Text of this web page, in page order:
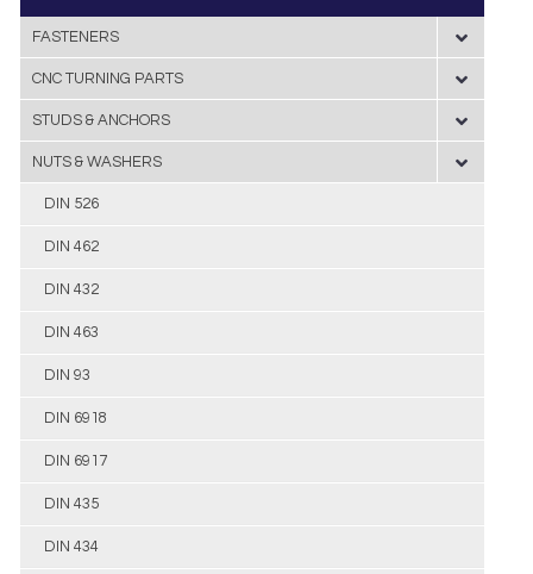
FASTENERS
CNC TURNING PARTS
STUDS & ANCHORS
NUTS & WASHERS
DIN 526
DIN 462
DIN 432
DIN 463
DIN 93
DIN 6918
DIN 6917
DIN 435
DIN 434